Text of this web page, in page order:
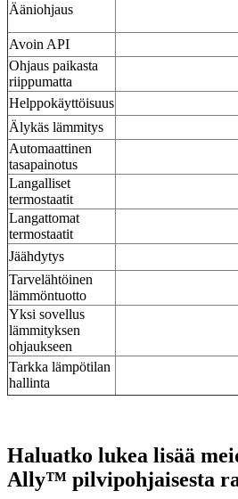
Ääniohjaus
Avoin API
Ohjaus paikasta
riippumatta
Helppokäyttöisuus
Älykäs lämmitys
Automaattinen
tasapainotus
Langalliset
termostaatit
Langattomat
termostaatit
Jäähdytys
Tarvelähtöinen
lämmöntuotto
Yksi sovellus
lämmityksen
ohjaukseen
Tarkka lämpötilan
hallinta
Haluatko lukea lisää
Ally™ pilvipohjaisesta